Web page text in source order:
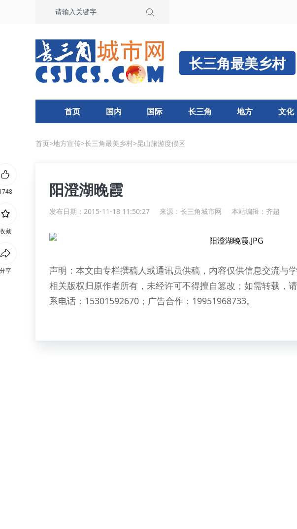
长三角最美乡村
首页 国内 国际 长三角 地方 文化
首页>地方宣传>长三角最美乡村>昆山旅游度假区
阳澄湖晚霞
发布日期：2015-11-18 11:50:27 来源： 长三角城市网 本站编辑：齐超
声明：本文由专栏撰稿人或通讯员供稿，内容仅供信息交流与
相关版权归原作者所有，未经许可不得擅自篡改；如需转载，
系电话：15301592670；广告合作：19951968733。
收藏
分享